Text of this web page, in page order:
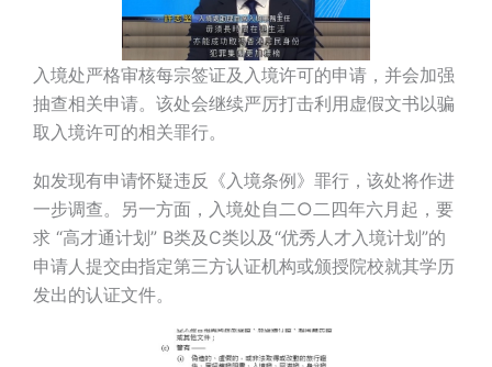
入境处严格审核每宗签证及入境许可的申请，并会加强
抽查相关申请。该处会继续严厉打击利用虚假文书以骗
取入境许可的相关罪行。
如发现有申请怀疑违反《入境条例》罪行，该处将作进
一步调查。另一方面，入境处自二○二四年六月起，要
求 “高才通计划” B类及C类以及“优秀人才入境计划”的
申请人提交由指定第三方认证机构或颁授院校就其学历
发出的认证文件。